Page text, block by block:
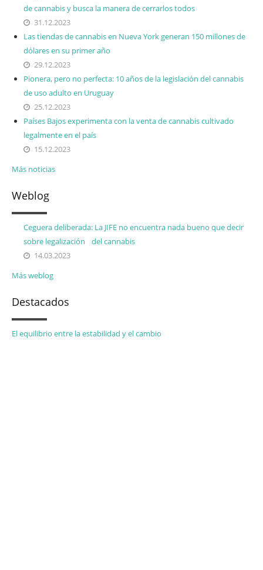
de cannabis y busca la manera de cerrarlos todos
31.12.2023
Las tiendas de cannabis en Nueva York generan 150 millones de
dólares en su primer año
29.12.2023
Pionera, pero no perfecta: 10 años de la legislación del cannabis
de uso adulto en Uruguay
25.12.2023
Países Bajos experimenta con la venta de cannabis cultivado
legalmente en el país
15.12.2023
Más noticias
Weblog
Ceguera deliberada: La JIFE no encuentra nada bueno que decir
sobre legalización del cannabis
14.03.2023
Más weblog
Destacados
El equilibrio entre la estabilidad y el cambio